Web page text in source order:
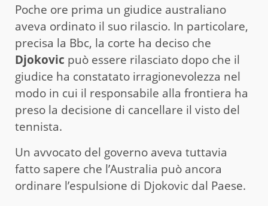
Poche ore prima un giudice australiano
aveva ordinato il suo rilascio. In particolare,
precisa la Bbc, la corte ha deciso che
Djokovic può essere rilasciato dopo che il
giudice ha constatato irragionevolezza nel
modo in cui il responsabile alla frontiera ha
preso la decisione di cancellare il visto del
tennista.
Un avvocato del governo aveva tuttavia
fatto sapere che l’Australia può ancora
ordinare l’espulsione di Djokovic dal Paese.